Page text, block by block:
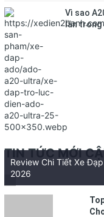
Vì sao
lần trong
TIN TỨC MỚI
Review Chi Tiết Xe
2026